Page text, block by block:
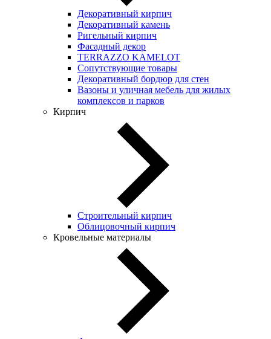
Декоративный кирпич
Декоративный камень
Ригельный кирпич
Фасадный декор
TERRAZZO KAMELOT
Сопутствующие товары
Декоративный бордюр для стен
Вазоны и уличная мебель для жилых
комплексов и парков
Кирпич
Строительный кирпич
Облицовочный кирпич
Кровельные материалы